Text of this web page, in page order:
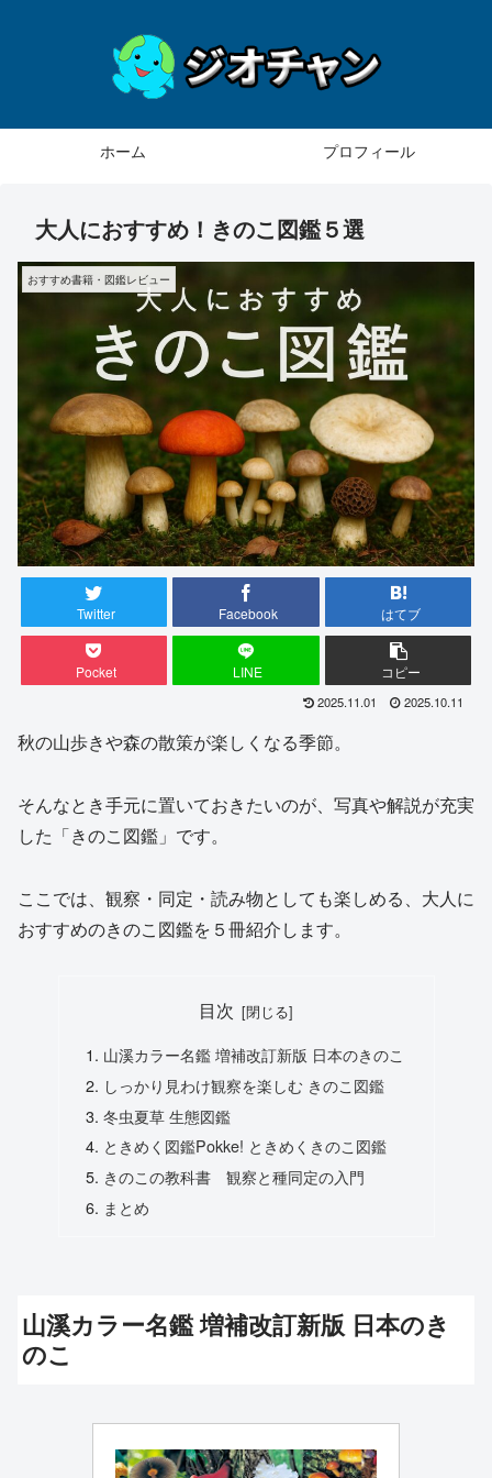
ホーム プロフィール
大人におすすめ！きのこ図鑑５選
おすすめ書籍・図鑑レビュー
Twitter Facebook はてブ
Pocket LINE コピー
2025.11.01 2025.10.11
秋の山歩きや森の散策が楽しくなる季節。
そんなとき手元に置いておきたいのが、写真や解説が充実
した「きのこ図鑑」です。
ここでは、観察・同定・読み物としても楽しめる、大人に
おすすめのきのこ図鑑を５冊紹介します。
目次
山溪カラー名鑑 増補改訂新版 日本のきのこ
しっかり見わけ観察を楽しむ きのこ図鑑
冬虫夏草 生態図鑑
ときめく図鑑Pokke! ときめくきのこ図鑑
きのこの教科書 観察と種同定の入門
まとめ
山溪カラー名鑑 増補改訂新版 日本のき
のこ